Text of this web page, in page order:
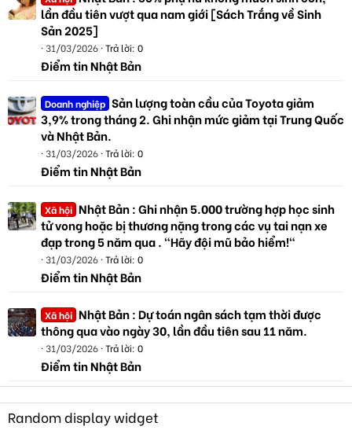
lần đầu tiên vượt qua nam giới [Sách Trắng về Sinh
Sản 2025]
31/03/2026 Trả lời: 0
Điểm tin Nhật Bản
Doanh nghiệp Sản lượng toàn cầu của Toyota giảm
3,9% trong tháng 2. Ghi nhận mức giảm tại Trung Quốc
và Nhật Bản.
31/03/2026 Trả lời: 0
Điểm tin Nhật Bản
Xã hội Nhật Bản : Ghi nhận 5.000 trường hợp học sinh
tử vong hoặc bị thương nặng trong các vụ tai nạn xe
đạp trong 5 năm qua . "Hãy đội mũ bảo hiểm!"
31/03/2026 Trả lời: 0
Điểm tin Nhật Bản
Xã hội Nhật Bản : Dự toán ngân sách tạm thời được
thông qua vào ngày 30, lần đầu tiên sau 11 năm.
31/03/2026 Trả lời: 0
Điểm tin Nhật Bản
Random display widget